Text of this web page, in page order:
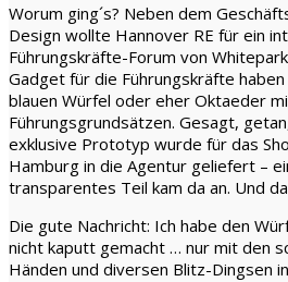
Worum ging´s? Neben dem
Design wollte Hannover RE für ein
Führungskräfte-Forum von
Gadget für die Führungskräfte
blauen Würfel oder eher Oktaeder
Führungsgrundsätzen. Gesagt,
exklusive Prototyp wurde für das
Hamburg in die Agentur geliefert –
transparentes Teil kam da an. Und
Die gute Nachricht: Ich habe den
nicht kaputt gemacht … nur mit den
Händen und diversen Blitz-Dingsen